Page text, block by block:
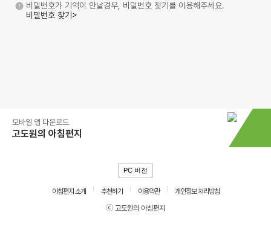
비밀번호가 기억이 안날경우, 비밀번호 찾기를 이용해주세요.
비밀번호 찾기>
모바일 앱 다운로드
고도원의 아침편지
PC 버전
아침편지 소개 추천하기 이용약관
개인정보 처리방침
ⓒ 고도원의 아침편지